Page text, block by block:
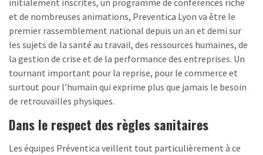
initialement inscrites, un programme de conférences riche
et de nombreuses animations, Preventica Lyon va être le
premier rassemblement national depuis un an et demi sur
les sujets de la santé au travail, des ressources humaines, de
la gestion de crise et de la performance des entreprises. Un
tournant important pour la reprise, pour le commerce et
surtout pour l’humain qui exprime plus que jamais le besoin
de retrouvailles physiques.
Dans le respect des règles sanitaires
Les équipes Préventica veillent tout particulièrement à ce